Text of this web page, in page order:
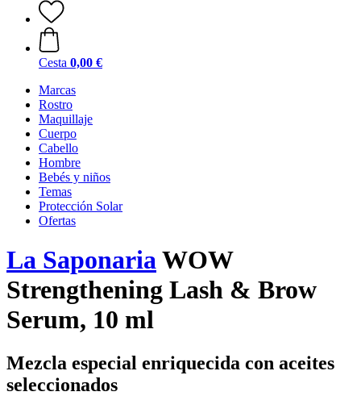
Cesta 0,00 €
Marcas
Rostro
Maquillaje
Cuerpo
Cabello
Hombre
Bebés y niños
Temas
Protección Solar
Ofertas
La SaponariaWOW
Strengthening Lash & Brow
Serum, 10 ml
Mezcla especial enriquecida con aceites
seleccionados